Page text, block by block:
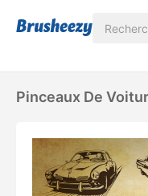
Pinceaux De